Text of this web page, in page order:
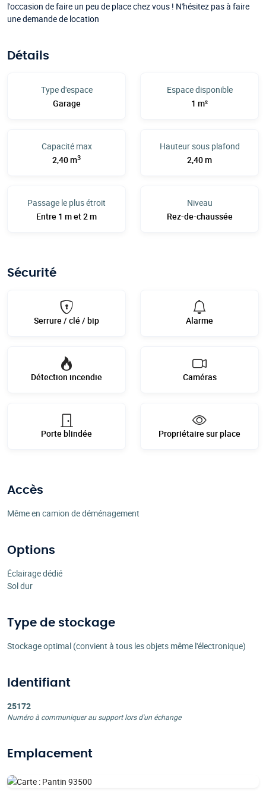
l'occasion de faire un peu de place chez vous ! N'hésitez pas à faire
une demande de location
Détails
Type d'espace
Garage
Espace disponible
1 m²
Capacité max
2,40 m3
Hauteur sous plafond
2,40 m
Passage le plus étroit
Entre 1 m et 2 m
Niveau
Rez-de-chaussée
Sécurité
Serrure / clé / bip Alarme
Détection incendie Caméras
Porte blindée Propriétaire sur place
Accès
Même en camion de déménagement
Options
Éclairage dédié
Sol dur
Type de stockage
Stockage optimal (convient à tous les objets même l'électronique)
Identifiant
25172
Numéro à communiquer au support lors d'un échange
Emplacement